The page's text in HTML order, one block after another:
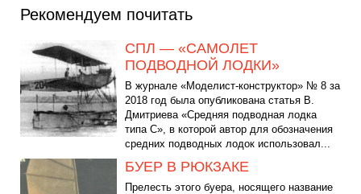
Рекомендуем почитать
СПЛ — «САМОЛЕТ
ПОДВОДНОЙ ЛОДКИ»
В журнале «Моделист-конструктор» № 8 за
2018 год была опубликована статья В.
Дмитриева «Средняя подводная лодка
типа С», в которой автор для обозначения
средних подводных лодок использовал...
БУЕР В РЮКЗАКЕ
Прелесть этого буера, носящего название